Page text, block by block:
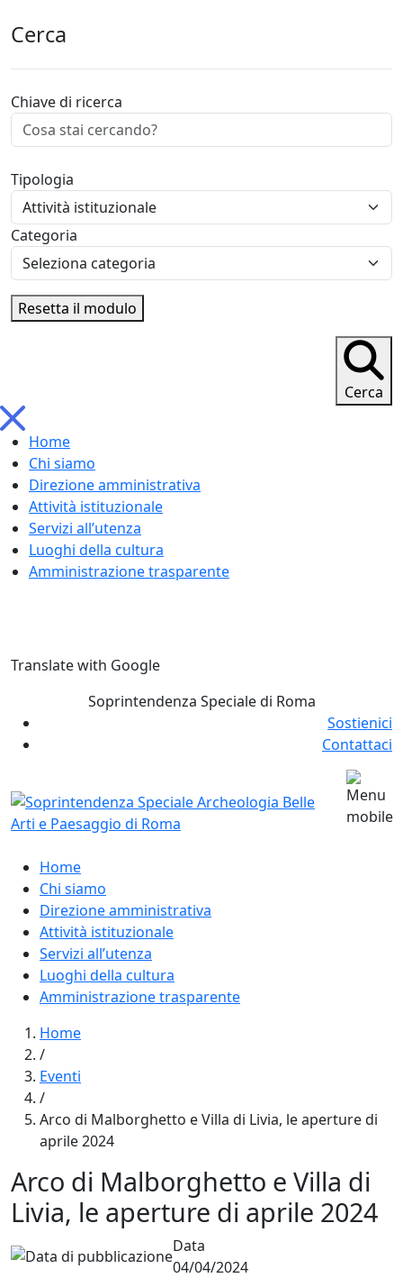
Cerca
Chiave di ricerca
Tipologia
Categoria
Resetta il modulo
Cerca
Home
Chi siamo
Direzione amministrativa
Attività istituzionale
Servizi all’utenza
Luoghi della cultura
Amministrazione trasparente
SkipTranslate with Google
Soprintendenza Speciale di Roma
Sostienici
Contattaci
Home
Chi siamo
Direzione amministrativa
Attività istituzionale
Servizi all’utenza
Luoghi della cultura
Amministrazione trasparente
Home
/
Eventi
/
Arco di Malborghetto e Villa di Livia, le aperture di
aprile 2024
Arco di Malborghetto e Villa di
Livia, le aperture di aprile 2024
Data
04/04/2024